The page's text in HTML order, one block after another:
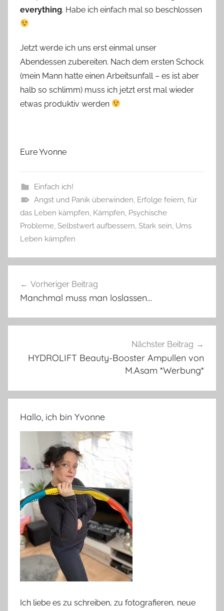
everything. Habe ich einfach mal so beschlossen
Jetzt werde ich uns erst einmal unser
Abendessen zubereiten. Nach dem ersten Schock
(mein Mann hatte einen Arbeitsunfall – es ist aber
halb so schlimm) muss ich jetzt erst mal wieder
etwas produktiv werden
Eure Yvonne
Einfach ich!
Angst und Panik überwinden, Erfolge feiern, für
das Leben kämpfen, Kämpfen, Psychische
Probleme, Selbstwert aufbessern, Stark sein, Ums
Leben kämpfen
Vorheriger Beitrag
Manchmal muss man loslassen…
Nächster Beitrag
HYDROLIFT Beauty-Booster Ampullen von
M.Asam *Werbung*
Hallo, ich bin Yvonne
Ich liebe es zu schreiben, zu fotografieren, neue